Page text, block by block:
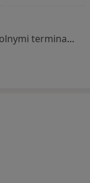
Brak dostępnych specjalistów z wolnymi terminami w tym centrum medycznym.